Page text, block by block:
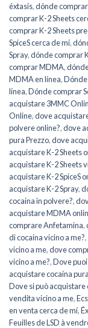
éxtasis,dónde
comprar K-2 Sheets
comprar K-2 Sheets
SpiceS cerca de mí,
Spray,dónde comprar
comprar MDMA,
MDMA en línea,
línea,Dónde comprar
acquistare 3MMC
Online,dove
polvere online?,dove
pura Prezzo,dove
acquistare K-2 Sheets
acquistare K-2 Sheets
acquistare K-2 SpiceS
acquistare K-2 Spray,
cocaina in polvere?,
acquistare MDMA
comprare Anfetamina,
di cocaina vicino a me?,
vicino a me,dove
vicino a me?,Dove
acquistare cocaina
Dove si può acquistare
vendita vicino a me,
en venta cerca de mí,
Feuilles de LSD à